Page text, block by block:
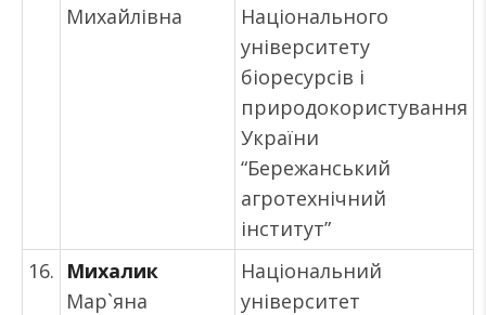
Михайлівна
Національного
університету
біоресурсів і
природокористування
України
“Бережанський
агротехнічний
інститут”
16. Михалик
Мар`яна
Національний
університет